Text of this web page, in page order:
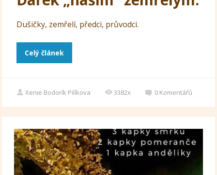
Dušičky, zemřelí, předci, průvodci.
Celý článek
Xenie Bodorík Pilíkova 3382x 0 Komentářů